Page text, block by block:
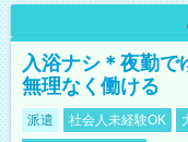
入浴ナシ＊夜勤で
無理なく働ける
派遣 社会人未経験OK